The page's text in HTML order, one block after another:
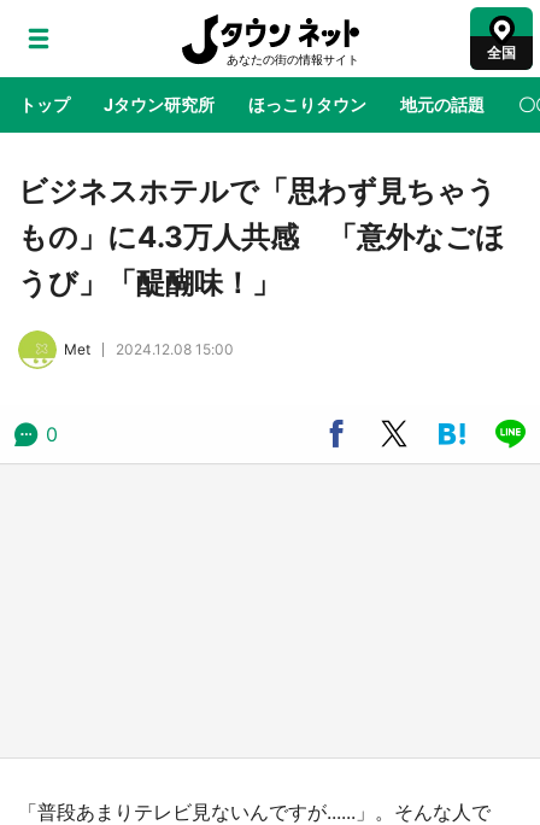
全国
トップ Jタウン研究所 ほっこりタウン 地元の話題 〇
地域×二次元 絶景 あの時はありがとう 物語がはじ
ラプラス・ダークネスが栃木県を征服！？ 県
公式プロモ動画で「聖地」が生産されてます
の「猫猫像」も【8／1～10／26】
ビジネスホテルで「思わず見ちゃう
もの」に4.3万人共感 「意外なごほ
うび」「醍醐味！」
Met 2024.12.08 15:00
0
「普段あまりテレビ見ないんですが......」。そんな人で